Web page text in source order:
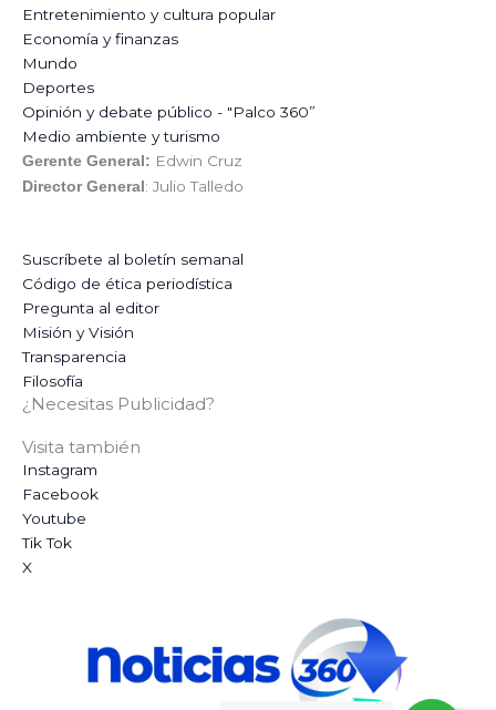
Entretenimiento y cultura popular
Economía y finanzas
Mundo
Deportes
Opinión y debate público - "Palco 360”
Medio ambiente y turismo
Gerente General: Edwin Cruz
Director General: Julio Talledo
Suscríbete al boletín semanal
Código de ética periodística
Pregunta al editor
Misión y Visión
Transparencia
Filosofía
¿Necesitas Publicidad?
Visita también
Instagram
Facebook
Youtube
Tik Tok
X